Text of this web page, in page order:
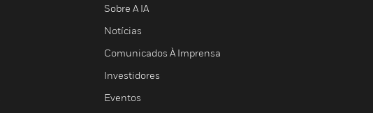
Sobre A IA
Notícias
Comunicados À Imprensa
Investidores
Eventos